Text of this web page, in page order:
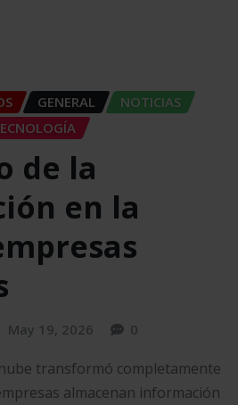
GENERAL
NOTICIAS
de la
en la
May 19, 2026 0
transformó completamente
almacenan información